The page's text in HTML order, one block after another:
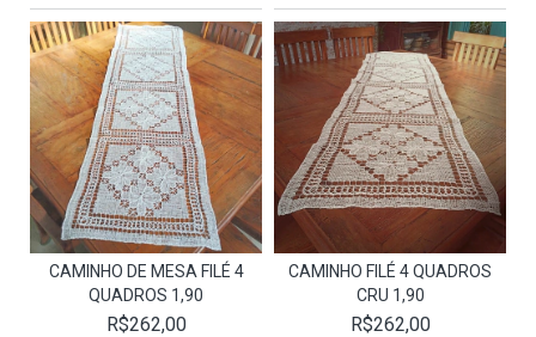
CAMINHO DE MESA FILÉ 4
QUADROS 1,90
R$262,00
CAMINHO FILÉ 4 QUADROS
CRU 1,90
R$262,00